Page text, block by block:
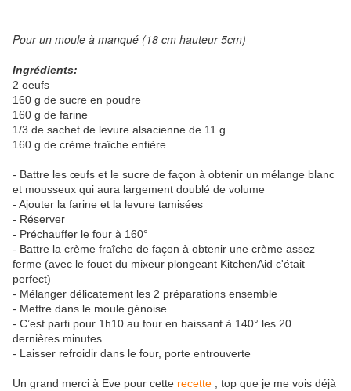
Pour un moule à manqué (18 cm hauteur 5cm)
Ingrédients:
2 oeufs
160 g de sucre en poudre
160 g de farine
1/3 de sachet de levure alsacienne de 11 g
160 g de crème fraîche entière
- Battre les œufs et le sucre de façon à obtenir un mélange blanc
et mousseux qui aura largement doublé de volume
- Ajouter la farine et la levure tamisées
- Réserver
- Préchauffer le four à 160°
- Battre la crème fraîche de façon à obtenir une crème assez
ferme (avec le fouet du mixeur plongeant KitchenAid c'était
perfect)
- Mélanger délicatement les 2 préparations ensemble
- Mettre dans le moule génoise
- C’est parti pour 1h10 au four en baissant à 140° les 20
dernières minutes
- Laisser refroidir dans le four, porte entrouverte
Un grand merci à Eve pour cette recette
, top que je me vois déjà